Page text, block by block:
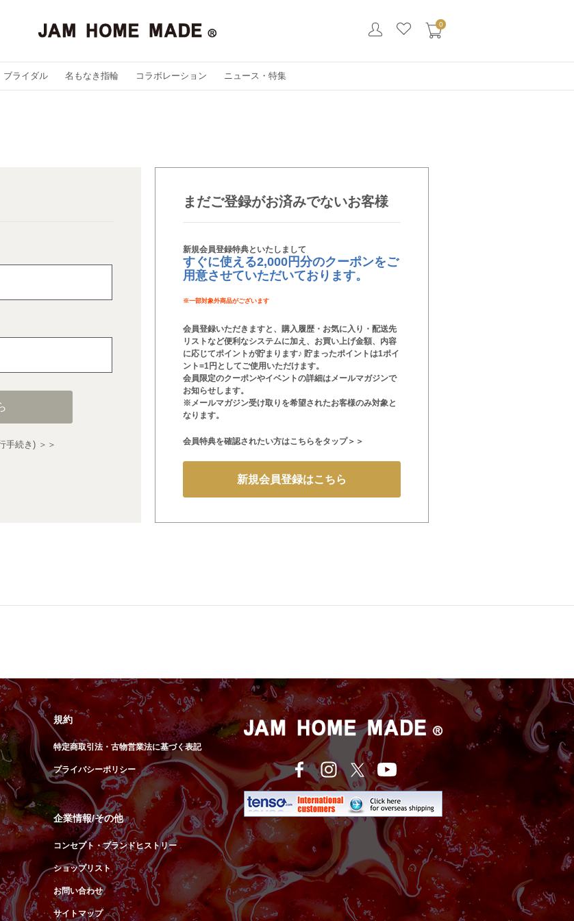
0
ブライダル 名もなき指輪 コラボレーション ニュース・特集
手続き) ＞＞
まだご登録がお済みでないお客様
新規会員登録特典といたしまして
すぐに使える2,000円分のクーポンをご
用意させていただいております。
※一部対象外商品がございます
会員登録いただきますと、購入履歴・お気に入り・配送先
リストなど便利なシステムに加え、お買い上げ金額、内容
に応じてポイントが貯まります♪ 貯まったポイントは1ポイ
ント=1円としてご使用いただけます。
会員限定のクーポンやイベントの詳細はメールマガジンで
お知らせします。
※メールマガジン受け取りを希望されたお客様のみ対象と
なります。
会員特典を確認されたい方はこちらをタップ＞＞
新規会員登録はこちら
規約
特定商取引法・古物営業法に基づく表記
プライバシーポリシー
企業情報/その他
コンセプト・ブランドヒストリー
ショップリスト
お問い合わせ
サイトマップ